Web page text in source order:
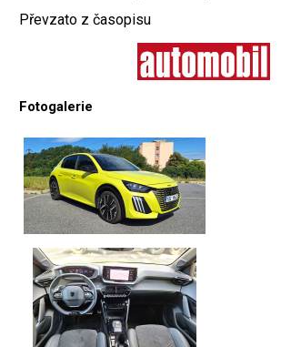
Převzato z časopisu
Fotogalerie